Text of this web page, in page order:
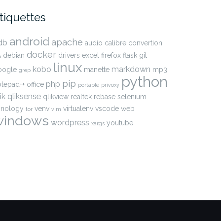
android apache audio calibre convertion
debian docker drivers excel firefox flask git
grep kobo linux manette markdown mp3
office php pip portable privoxy python
qliksense qlikview realtek rebase selenium
tor venv vim virtualenv vscode web
wordpress xargs youtube